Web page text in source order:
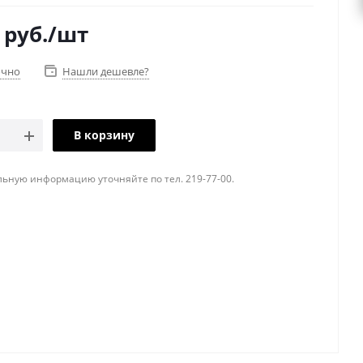
/шт
Нашли дешевле?
В корзину
информацию уточняйте по тел. 219-77-00.